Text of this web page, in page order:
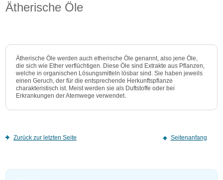
Ätherische Öle
Ätherische Öle werden auch etherische Öle genannt, also jene Öle,
die sich wie Ether verflüchtigen. Diese Öle sind Extrakte aus Pflanzen,
welche in organischen Lösungsmitteln lösbar sind. Sie haben jeweils
einen Geruch, der für die entsprechende Herkunftspflanze
charakteristisch ist. Meist werden sie als Duftstoffe oder bei
Erkrankungen der Atemwege verwendet.
Zurück zur letzten Seite Seitenanfang